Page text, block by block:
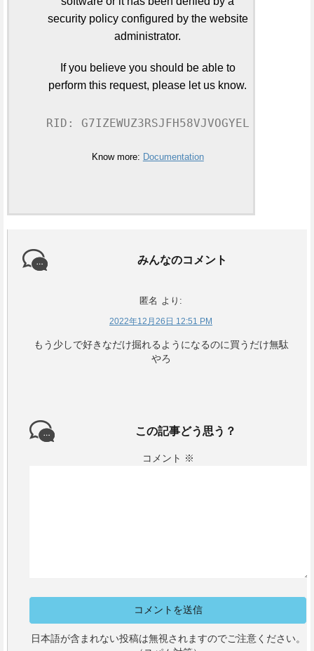
security policy configured by the website
administrator.
If you believe you should be able to
perform this request, please let us know.
RID: G7IZEWUZ3RSJFH58VJVOGYEL
Know more: Documentation
みんなのコメント
匿名 より:
2022年12月26日 12:51 PM
もう少しで好きなだけ掘れるようになるのに買うだけ無駄
やろ
この記事どう思う？
コメント ※
日本語が含まれない投稿は無視されますのでご注意ください。